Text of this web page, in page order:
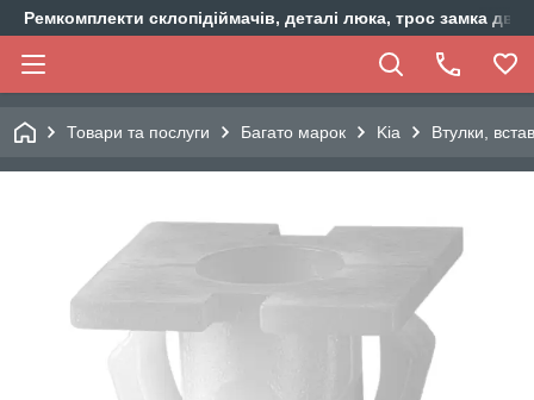
Ремкомплекти склопідіймачів, деталі люка, трос замка
Товари та послуги Багато марок Kia Втулки,